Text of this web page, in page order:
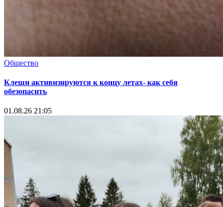
Общество
Клещи активизируются к концу летах- как себя
обезопасить
01.08.26 21:05